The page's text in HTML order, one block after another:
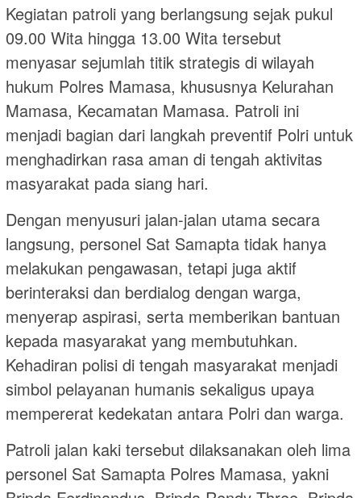
Kegiatan patroli yang berlangsung sejak pukul
09.00 Wita hingga 13.00 Wita tersebut
menyasar sejumlah titik strategis di wilayah
hukum Polres Mamasa, khususnya Kelurahan
Mamasa, Kecamatan Mamasa. Patroli ini
menjadi bagian dari langkah preventif Polri untuk
menghadirkan rasa aman di tengah aktivitas
masyarakat pada siang hari.
Dengan menyusuri jalan-jalan utama secara
langsung, personel Sat Samapta tidak hanya
melakukan pengawasan, tetapi juga aktif
berinteraksi dan berdialog dengan warga,
menyerap aspirasi, serta memberikan bantuan
kepada masyarakat yang membutuhkan.
Kehadiran polisi di tengah masyarakat menjadi
simbol pelayanan humanis sekaligus upaya
mempererat kedekatan antara Polri dan warga.
Patroli jalan kaki tersebut dilaksanakan oleh lima
personel Sat Samapta Polres Mamasa, yakni